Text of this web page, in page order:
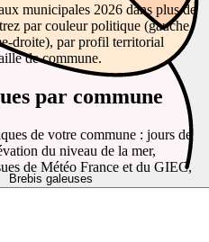
Brebis galeuses
municipales 2026 dans plus de
par couleur politique (gauche,
droite), par profil territorial
de commune.
par commune
de votre commune : jours de
du niveau de la mer,
de Météo France et du GIEC,